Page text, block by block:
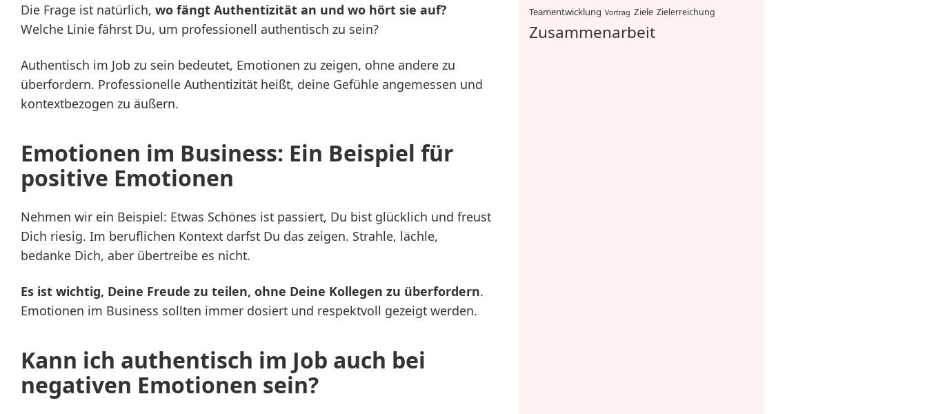
Die Frage ist natürlich, wo fängt Authentizität an und wo hört sie auf?
Welche Linie fährst Du, um professionell authentisch zu sein?
Authentisch im Job zu sein bedeutet, Emotionen zu zeigen, ohne andere zu
überfordern. Professionelle Authentizität heißt, deine Gefühle angemessen und
kontextbezogen zu äußern.
Emotionen im Business: Ein Beispiel für
positive Emotionen
Nehmen wir ein Beispiel: Etwas Schönes ist passiert, Du bist glücklich und freust
Dich riesig. Im beruflichen Kontext darfst Du das zeigen. Strahle, lächle,
bedanke Dich, aber übertreibe es nicht.
Es ist wichtig, Deine Freude zu teilen, ohne Deine Kollegen zu überfordern.
Emotionen im Business sollten immer dosiert und respektvoll gezeigt werden.
Kann ich authentisch im Job auch bei
negativen Emotionen sein?
Teamentwicklung Vortrag Ziele Zielerreichung
Zusammenarbeit